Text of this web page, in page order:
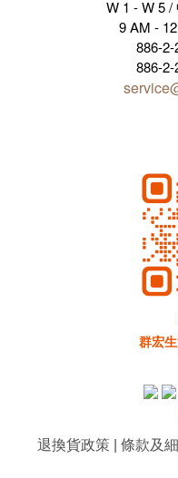
W 1 - W 5 /
9 AM -
886-2-
886-2-
群宏
退換貨政策| 條款及